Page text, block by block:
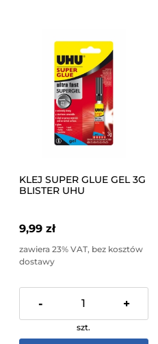
KLEJ SUPER GLUE GEL 3G
BLISTER UHU
9,99 zł
zawiera 23% VAT, bez kosztów
dostawy
- +
szt.